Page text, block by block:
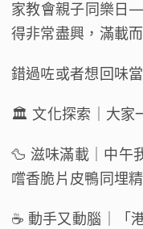
家教會親子同樂日
得非常盡興，滿載
錯過咗或者想回味
🏛️ 文化探索｜大家
🦆 滋味滿載｜中午
嚐香脆片皮鴨同埋
☕ 動手又動腦｜「